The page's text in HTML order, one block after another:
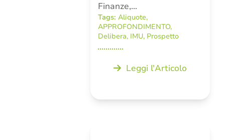
Finanze,…
Tags: Aliquote,
APPROFONDIMENTO,
Delibera, IMU, Prospetto
Leggi l'Articolo